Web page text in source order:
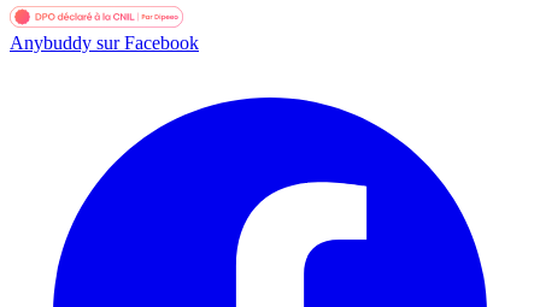
Anybuddy sur Facebook